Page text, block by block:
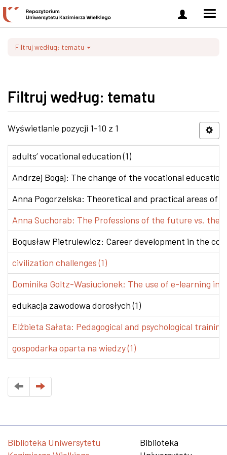
Zaloguj
się
Filtruj według: tematu
Filtruj według: tematu
Wyświetlanie pozycji 1-10 z 1
adults’ vocational education (1)
Andrzej Bogaj: The change of the vocational
Anna Pogorzelska: Theoretical and practical areas of
Anna Suchorab: The Professions of the future vs. the
Bogusław Pietrulewicz: Career development in the
civilization challenges (1)
Dominika Goltz-Wasiucionek: The use of e-learning in
edukacja zawodowa dorosłych (1)
Elżbieta Sałata: Pedagogical and psychological
gospodarka oparta na wiedzy (1)
Biblioteka Uniwersytetu
Biblioteka